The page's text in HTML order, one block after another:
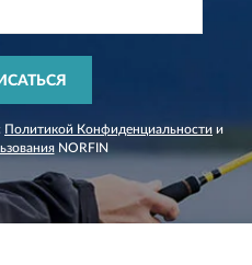
Политикой Конфиденциальности и
NORFIN